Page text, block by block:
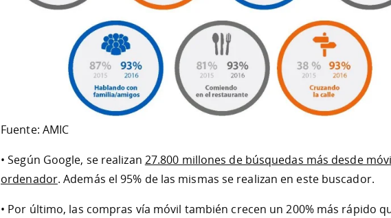
Fuente: AMIC
• Según Google, se realizan 27.800 millones de búsquedas más desde
ordenador. Además el 95% de las mismas se realizan en este buscador.
• Por último, las compras vía móvil también crecen un 200% más rápido